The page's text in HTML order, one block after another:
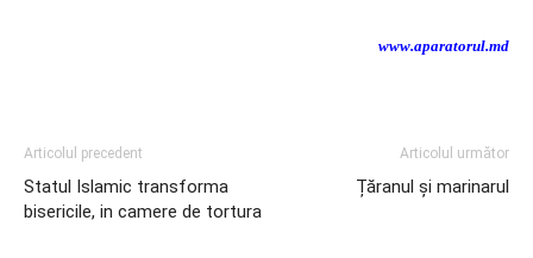
www.aparatorul.md
Articolul precedent
Statul Islamic transforma
bisericile, in camere de tortura
Articolul următor
Țăranul și marinarul